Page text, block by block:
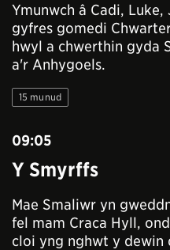
Ymunwch â Cadi,
gyfres gomedi
hwyl a chwerthin gyda
a'r Anhygoels.
15 munud
09:05
Y Smyrffs
Mae Smaliwr yn
fel mam Craca Hyll,
cloi yng nghwt y dewin